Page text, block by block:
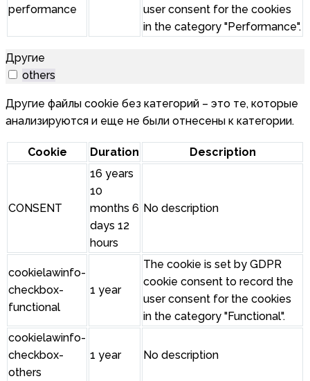
performance
user consent for the cookies
in the category "Performance".
Другие
others
Другие файлы cookie без категорий – это те, которые
анализируются и еще не были отнесены к категории.
Cookie Duration Description
CONSENT
16 years
10
months 6
days 12
hours
No description
cookielawinfo-
checkbox-
functional
1 year
The cookie is set by GDPR
cookie consent to record the
user consent for the cookies
in the category "Functional".
cookielawinfo-
checkbox-
others
1 year No description